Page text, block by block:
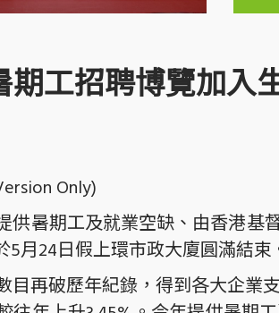
期工招聘博覽加入
Only)
供暑期工及就業空缺、由香港基
5月24日假上環市政大廈圓滿結束
目再破歷年紀錄，得到各大企業